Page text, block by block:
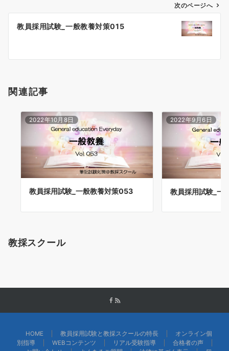
ン
次のページへ
教員採用試験_一般教養対策015
関連記事
2022年10月8日
教員採用試験_一般教養対策053
2022年9月6日
教員採用試験_一
教採スクール
HOME 教員採用試験と教採スクールの特長
オンライン個
別指導
WEBコンテンツ リアル受験指導
合格者の声